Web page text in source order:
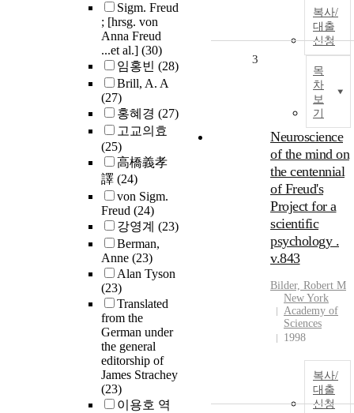
Sigm. Freud
; [hrsg. von
Anna Freud
...et al.] (30)
임홍빈 (28)
Brill, A. A
(27)
홍혜경 (27)
고교의효
(25)
高橋義孝
譯 (24)
von Sigm.
Freud (24)
강영계 (23)
Berman,
Anne (23)
Alan Tyson
(23)
Translated
from the
German under
the general
editorship of
James Strachey
(23)
이용호 역
복사/
대출
신청
목
차
보
기
3
Neuroscience
of the mind on
the centennial
of Freud's
Project for a
scientific
psychology .
v.843
Bilder, Robert M
New York
Academy of
Sciences
1998
복사/
대출
신청